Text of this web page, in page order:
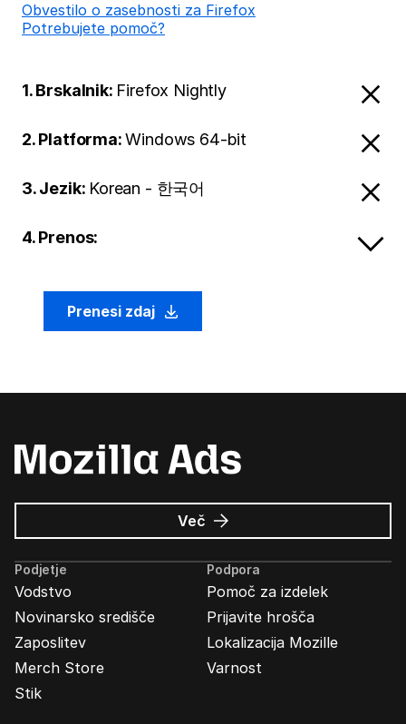
Obvestilo o zasebnosti za Firefox
Potrebujete pomoč?
1. Brskalnik: Firefox Nightly
2. Platforma:Windows 64-bit
3. Jezik: Korean - 한국어
4. Prenos:
Prenesi zdaj
Več o
Oglasi
Mozilla
Podjetje
Vodstvo
Novinarsko središče
Zaposlitev
Merch Store
Stik
Podpora
Pomoč za izdelek
Prijavite hrošča
Lokalizacija Mozille
Varnost